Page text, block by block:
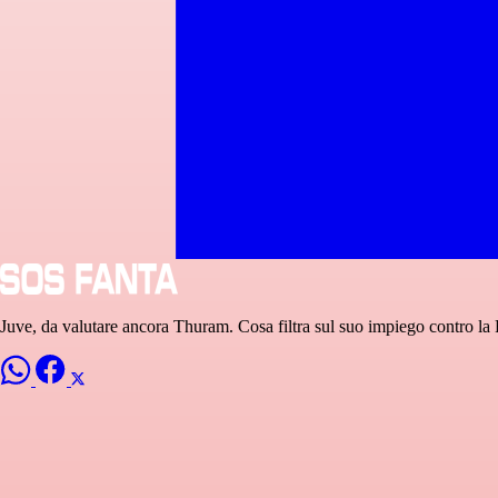
Juve, da valutare ancora Thuram. Cosa filtra sul suo impiego contro la